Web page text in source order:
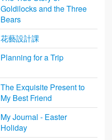
Goldilocks and the Three
Bears
花藝設計課
Planning for a Trip
The Exquisite Present to
My Best Friend
My Journal - Easter
Holiday